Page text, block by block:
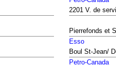
2201 V. de
Pierrefonds et
Esso
Boul St-Jean/
Petro-Canada